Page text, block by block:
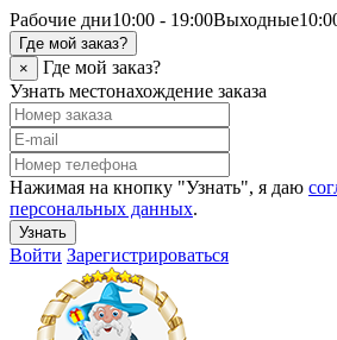
Рабочие дни10:00 - 19:00Выходные
Где мой заказ?
×
Где мой заказ?
Узнать местонахождение заказа
Нажимая на кнопку "Узнать", я даю
персональных данных.
Узнать
Войти Зарегистрироваться